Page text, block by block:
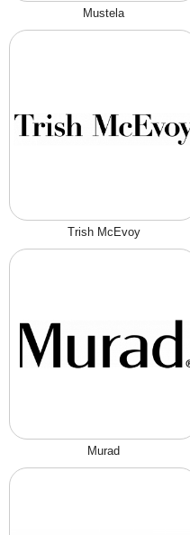
Mustela
Trish McEvoy
Murad